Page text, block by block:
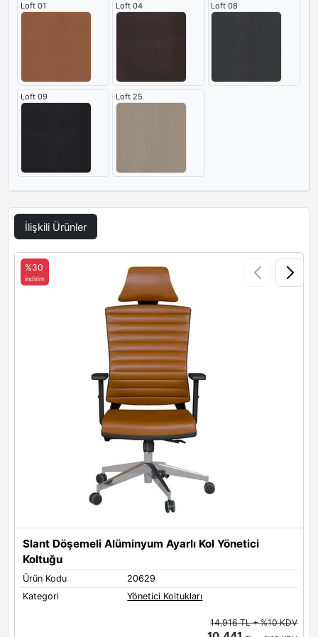
Loft 01 Loft 04 Loft 08
Loft 09 Loft 25
İlişkili Ürünler
Slant Döşemeli Alüminyum Ayarlı Kol Yönetici
Koltuğu
Ürün Kodu
20629
Kategori
Yönetici Koltukları
%30
indirim
14.916 TL + %10 KDV